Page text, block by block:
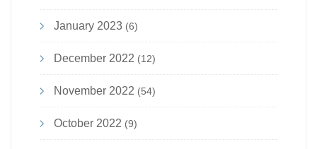
January 2023 (6)
December 2022 (12)
November 2022 (54)
October 2022 (9)